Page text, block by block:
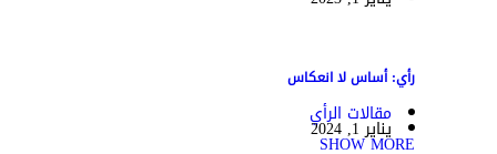
رأي: أساس لا انعكاس
مقالات الرأي
يناير 1, 2024
SHOW MORE